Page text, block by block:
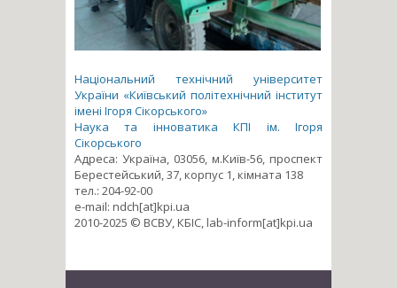
Національний технічний університет
України «Київський політехнічний інститут
імені Ігоря Сікорського»
Наука та інноватика КПІ ім. Ігоря
Сікорського
Адреса: Україна, 03056, м.Київ-56, проспект
Берестейський, 37, корпус 1, кімната 138
тел.: 204-92-00
e-mail: ndch[at]kpi.ua
2010-2025 © ВСВУ, КБІС, lab-inform[at]kpi.ua